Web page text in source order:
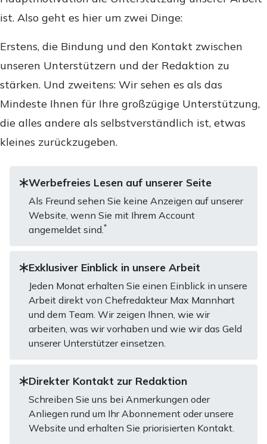
ist. Also geht es hier um zwei Dinge:
Erstens, die Bindung und den Kontakt zwischen
unseren Unterstützern und der Redaktion zu
stärken. Und zweitens: Wir sehen es als das
Mindeste Ihnen für Ihre großzügige Unterstützung,
die alles andere als selbstverständlich ist, etwas
kleines zurückzugeben.
Werbefreies Lesen auf unserer Seite
Als Freund sehen Sie keine Anzeigen auf unserer
Website, wenn Sie mit Ihrem Account
angemeldet sind.*
Exklusiver Einblick in unsere Arbeit
Jeden Monat erhalten Sie einen Einblick in unsere
Arbeit direkt von Chefredakteur Max Mannhart
und dem Team. Wir zeigen Ihnen, wie wir
arbeiten, was wir vorhaben und wie wir das Geld
unserer Unterstützer einsetzen.
Direkter Kontakt zur Redaktion
Schreiben Sie uns bei Anmerkungen oder
Anliegen rund um Ihr Abonnement oder unsere
Website und erhalten Sie priorisierten Kontakt.